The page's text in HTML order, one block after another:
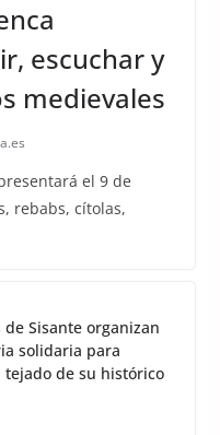
escuchar y
medievales
el 9 de
rebabs, cítolas,
de Sisante organizan
solidaria para
de su histórico